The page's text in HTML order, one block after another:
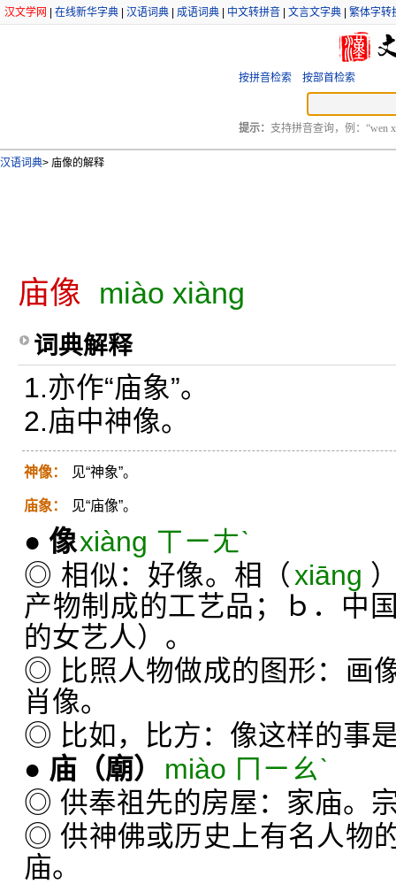
汉文学网 在线新华字典 汉语词典 成语词典 中文转拼音 文言文字典 繁体字转
按拼音检索 按部首检索
提示： 支持拼音查询，例：“wen
汉语词典> 庙像的解释
庙像 miào xiàng
词典解释
1.亦作“庙象”。
2.庙中神像。
神像： 见“神象”。
庙象： 见“庙像”。
● 像xiàng ㄒㄧㄤˋ
◎ 相似：好像。相（xiāng
产物制成的工艺品；ｂ．中
的女艺人）。
◎ 比照人物做成的图形：画
肖像。
◎ 比如，比方：像这样的事
● 庙 （廟）
miào ㄇㄧㄠˋ
◎ 供奉祖先的房屋：家庙。
◎ 供神佛或历史上有名人物
庙。